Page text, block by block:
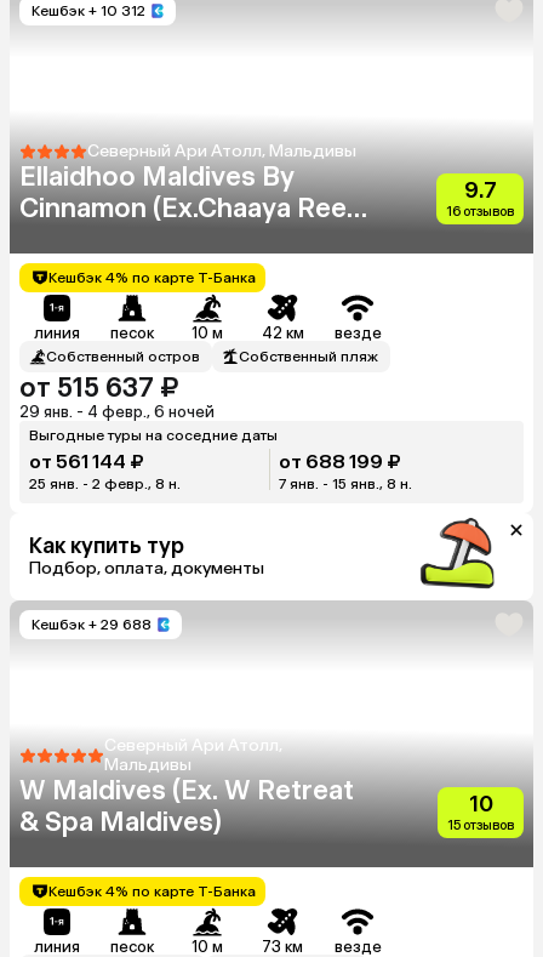
Кешбэк + 10 312
Северный Ари Атолл, Мальдивы
Ellaidhoo Maldives By
Cinnamon (Ex.Chaaya Reef
9.7
16 отзывов
Кешбэк 4% по карте Т-Банка
линия песок 10 м 42 км везде
Собственный остров Собственный пляж
от 515 637 ₽
29 янв. - 4 февр., 6 ночей
Выгодные туры на соседние даты
от 561 144 ₽
25 янв. - 2 февр., 8 н.
от 688 199 ₽
7 янв. - 15 янв., 8 н.
Как купить тур
Подбор, оплата, документы
Кешбэк + 29 688
Северный Ари Атолл,
Мальдивы
W Maldives (Ex. W Retreat
& Spa Maldives)
10
15 отзывов
Кешбэк 4% по карте Т-Банка
линия песок 10 м 73 км везде